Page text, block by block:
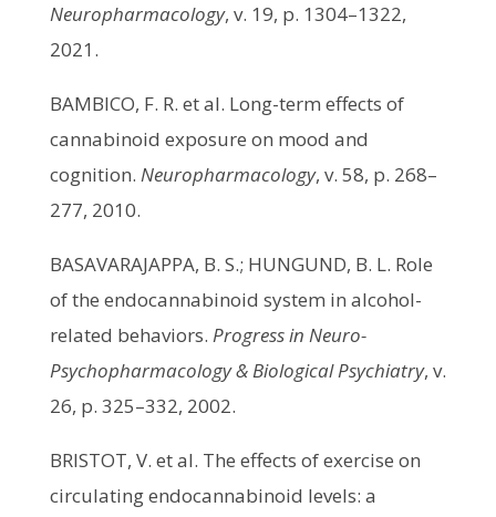
Neuropharmacology, v. 19, p. 1304–1322,
2021.
BAMBICO, F. R. et al. Long-term effects of
cannabinoid exposure on mood and
cognition. Neuropharmacology, v. 58, p. 268–
277, 2010.
BASAVARAJAPPA, B. S.; HUNGUND, B. L. Role
of the endocannabinoid system in alcohol-
related behaviors. Progress in Neuro-
Psychopharmacology & Biological Psychiatry, v.
26, p. 325–332, 2002.
BRISTOT, V. et al. The effects of exercise on
circulating endocannabinoid levels: a